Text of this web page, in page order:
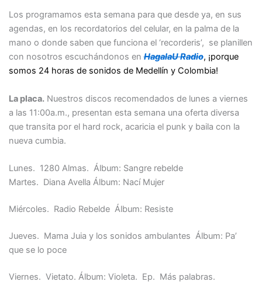
Los programamos esta semana para que desde ya, en sus
agendas, en los recordatorios del celular, en la palma de la
mano o donde saben que funciona el ‘recorderis’, se planillen
con nosotros escuchándonos enHagalaU Radio, ¡porque
somos 24 horas de sonidos de Medellín y Colombia!
La placa.Nuestros discos recomendados de lunes a viernes
a las 11:00a.m., presentan esta semana una oferta diversa
que transita por el hard rock, acaricia el punk y baila con la
nueva cumbia.
Lunes. 1280 Almas. Álbum: Sangre rebelde
Martes. Diana Avella Álbum: Nací Mujer
Miércoles. Radio Rebelde Álbum: Resiste
Jueves. Mama Juia y los sonidos ambulantes Álbum: Pa’
que se lo poce
Viernes. Vietato. Álbum: Violeta. Ep. Más palabras.